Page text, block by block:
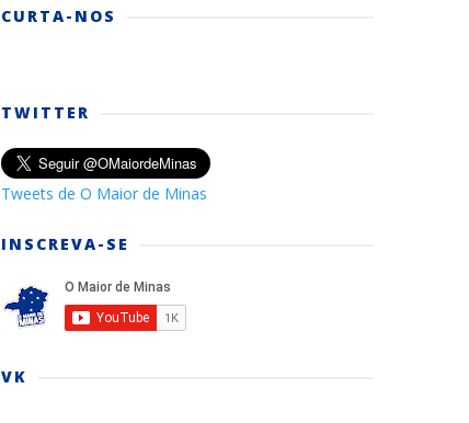
CURTA-NOS
TWITTER
Tweets de O Maior de Minas
INSCREVA-SE
VK